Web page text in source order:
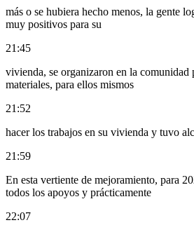
más o se hubiera hecho menos, la gente
muy positivos para su
21:45
vivienda, se organizaron en la comunidad
materiales, para ellos mismos
21:52
hacer los trabajos en su vivienda y tuvo
21:59
En esta vertiente de mejoramiento, para
todos los apoyos y prácticamente
22:07